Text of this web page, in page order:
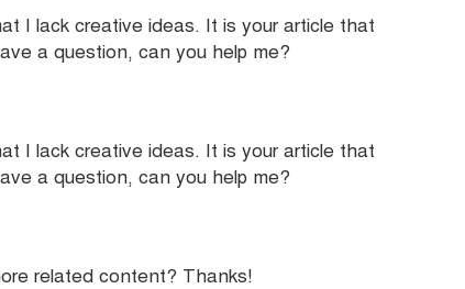
I lack creative ideas. It is your article that
a question, can you help me?
I lack creative ideas. It is your article that
a question, can you help me?
related content? Thanks!